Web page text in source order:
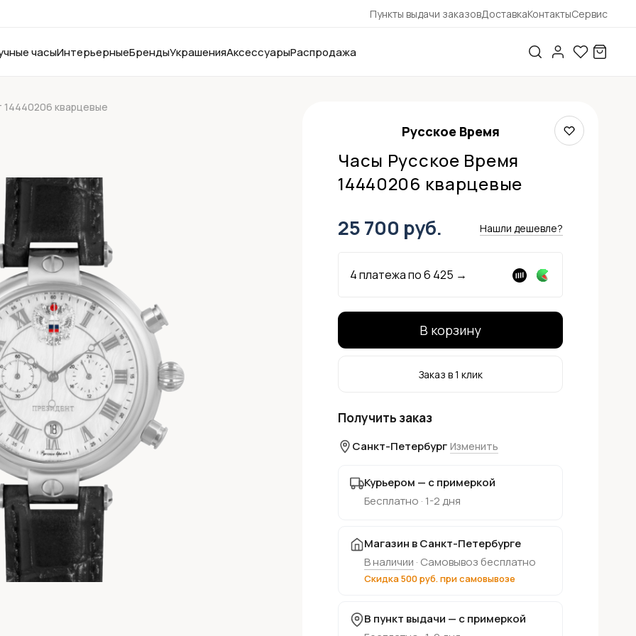
Пункты выдачи заказовДоставкаКонтактыСервис
часыИнтерьерныеБрендыУкрашенияАксессуарыРаспродажа
14440206 кварцевые
Русское Время
Часы Русское Время
14440206 кварцевые
25 700 руб. Нашли дешевле?
4 платежа по6 425 →
В корзину
Заказ в 1 клик
Получить заказ
Санкт-Петербург Изменить
Курьером — с примеркой
Бесплатно · 1-2 дня
Магазин в Санкт-Петербурге
В наличии · Самовывоз бесплатно
Скидка 500 руб. при самовывозе
В пункт выдачи — с примеркой